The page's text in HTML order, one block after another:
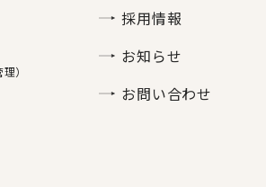
）
採用情報
お知らせ
お問い合わせ